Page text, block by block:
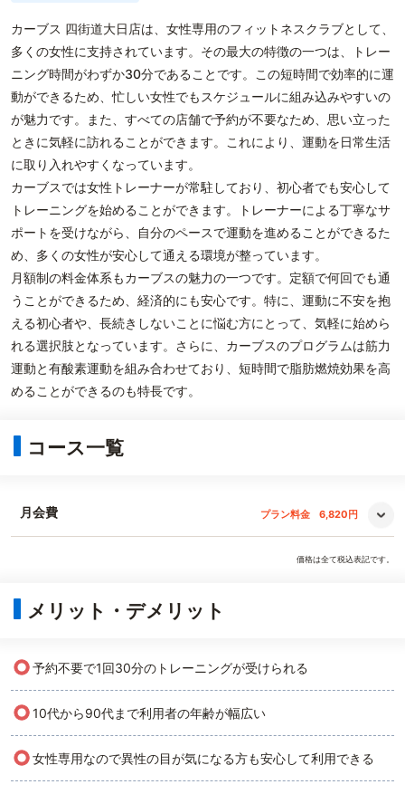
カーブス 四街道大日店は、女性専用のフィットネスクラブとして、
多くの女性に支持されています。その最大の特徴の一つは、トレー
ニング時間がわずか30分であることです。この短時間で効率的に運
動ができるため、忙しい女性でもスケジュールに組み込みやすいの
が魅力です。また、すべての店舗で予約が不要なため、思い立った
ときに気軽に訪れることができます。これにより、運動を日常生活
に取り入れやすくなっています。
カーブスでは女性トレーナーが常駐しており、初心者でも安心して
トレーニングを始めることができます。トレーナーによる丁寧なサ
ポートを受けながら、自分のペースで運動を進めることができるた
め、多くの女性が安心して通える環境が整っています。
月額制の料金体系もカーブスの魅力の一つです。定額で何回でも通
うことができるため、経済的にも安心です。特に、運動に不安を抱
える初心者や、長続きしないことに悩む方にとって、気軽に始めら
れる選択肢となっています。さらに、カーブスのプログラムは筋力
運動と有酸素運動を組み合わせており、短時間で脂肪燃焼効果を高
めることができるのも特長です。
コース一覧
月会費 プラン料金 6,820円
価格は全て税込表記です。
メリット・デメリット
○予約不要で1回30分のトレーニングが受けられる
○10代から90代まで利用者の年齢が幅広い
○女性専用なので異性の目が気になる方も安心して利用できる